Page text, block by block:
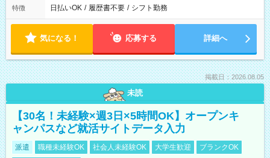
特徴 日払いOK / 履歴書不要 / シフト勤務
気になる！ 応募する 詳細へ
掲載日：2026.08.05
未読
【30名！未経験×週3日×5時間OK】オープンキ
ャンパスなど就活サイトデータ入力
派遣 職種未経験OK 社会人未経験OK 大学生歓迎
ブランクOK